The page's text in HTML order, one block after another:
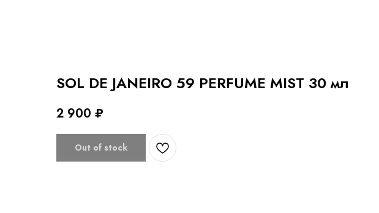
SOL DE JANEIRO 59 PERFUME MIST 30 мл
2 900 ₽
Out of stock